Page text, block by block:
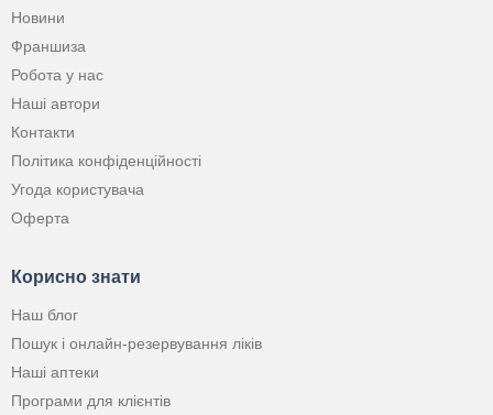
Новини
Франшиза
Робота у нас
Наші автори
Контакти
Політика конфіденційності
Угода користувача
Оферта
Корисно знати
Наш блог
Пошук і онлайн-резервування ліків
Наші аптеки
Програми для клієнтів